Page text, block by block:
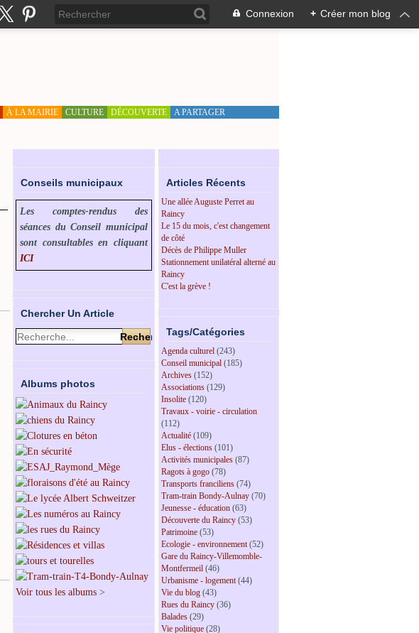
Connexion + Créer mon blog
À LA MAIRIE CULTURE DÉCOUVERTE A PARTAGER
Conseils municipaux
Les comptes-rendus des
séances du Conseil municipal
sont consultables en cliquant
ICI
Chercher Un Article
Albums photos
Voir tous les albums >
Articles Récents
Une allée Auguste Perret au
Raincy
Le 15 du mois, c'est changement
de côté
Décès de Philippe Muller
Stationnement unilatéral alterné au
Raincy
C'est la grève !
Tags/Catégories
Agenda culturel (243)
Conseil municipal (185)
Archives (152)
Associations (129)
Insolite (120)
Travaux - voirie - circulation
(112)
Actualité (109)
Elus - élections (101)
Activités municipales (87)
Ragots à gogo (78)
Transports franciliens (74)
Tram-train Bondy-Aulnay (70)
Jeunesse - éducation (63)
Découverte du Raincy (53)
Patrimoine (53)
Ecologie - environnement(52)
Gare du Raincy-Villemomble-
Montfermeil (46)
Urbanisme - logement(44)
Vie du blog (43)
Rues du Raincy (36)
Balades (29)
Vie politique (28)